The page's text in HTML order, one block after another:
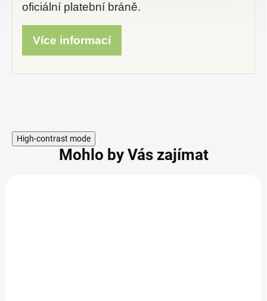
oficiální platební bráně.
Více informací
High-contrast mode
Mohlo by Vás zajímat